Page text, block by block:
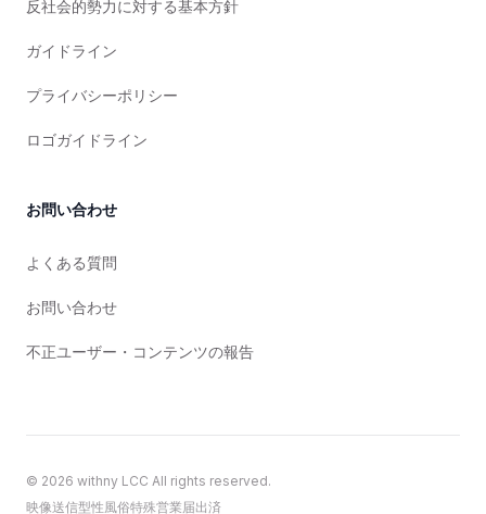
反社会的勢力に対する基本方針
ガイドライン
プライバシーポリシー
ロゴガイドライン
お問い合わせ
よくある質問
お問い合わせ
不正ユーザー・コンテンツの報告
© 2026 withny LCC All rights reserved.
映像送信型性風俗特殊営業届出済